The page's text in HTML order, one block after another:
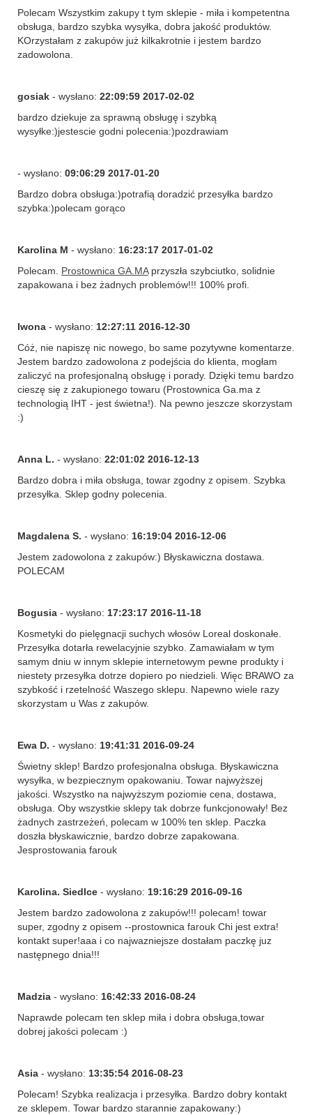
Polecam Wszystkim zakupy t tym sklepie - miła i kompetentna
obsługa, bardzo szybka wysyłka, dobra jakość produktów.
KOrzystałam z zakupów już kilkakrotnie i jestem bardzo
zadowolona.
gosiak - wysłano: 22:09:59 2017-02-02
bardzo dziekuje za sprawną obsługę i szybką
wysyłke:)jestescie godni polecenia:)pozdrawiam
- wysłano: 09:06:29 2017-01-20
Bardzo dobra obsługa:)potrafią doradzić przesyłka bardzo
szybka:)polecam gorąco
Karolina M - wysłano: 16:23:17 2017-01-02
Polecam. Prostownica GA.MAprzyszła szybciutko, solidnie
zapakowana i bez żadnych problemów!!! 100% profi.
Iwona - wysłano: 12:27:11 2016-12-30
Cóż, nie napiszę nic nowego, bo same pozytywne komentarze.
Jestem bardzo zadowolona z podejścia do klienta, mogłam
zaliczyć na profesjonalną obsługę i porady. Dzięki temu bardzo
cieszę się z zakupionego towaru (Prostownica Ga.ma z
technologią IHT - jest świetna!). Na pewno jeszcze skorzystam
:)
Anna L. - wysłano: 22:01:02 2016-12-13
Bardzo dobra i miła obsługa, towar zgodny z opisem. Szybka
przesyłka. Sklep godny polecenia.
Magdalena S. - wysłano: 16:19:04 2016-12-06
Jestem zadowolona z zakupów:) Błyskawiczna dostawa.
POLECAM
Bogusia - wysłano: 17:23:17 2016-11-18
Kosmetyki do pielęgnacji suchych włosów Loreal doskonałe.
Przesyłka dotarła rewelacyjnie szybko. Zamawiałam w tym
samym dniu w innym sklepie internetowym pewne produkty i
niestety przesyłka dotrze dopiero po niedzieli. Więc BRAWO za
szybkość i rzetelność Waszego sklepu. Napewno wiele razy
skorzystam u Was z zakupów.
Ewa D. - wysłano: 19:41:31 2016-09-24
Świetny sklep! Bardzo profesjonalna obsługa. Błyskawiczna
wysyłka, w bezpiecznym opakowaniu. Towar najwyższej
jakości. Wszystko na najwyższym poziomie cena, dostawa,
obsługa. Oby wszystkie sklepy tak dobrze funkcjonowały! Bez
żadnych zastrzeżeń, polecam w 100% ten sklep. Paczka
doszła błyskawicznie, bardzo dobrze zapakowana.
Jesprostowania farouk
Karolina. Siedlce - wysłano: 19:16:29 2016-09-16
Jestem bardzo zadowolona z zakupów!!! polecam! towar
super, zgodny z opisem --prostownica farouk Chi jest extra!
kontakt super!aaa i co najwazniejsze dostałam paczkę juz
następnego dnia!!!
Madzia - wysłano: 16:42:33 2016-08-24
Naprawde polecam ten sklep miła i dobra obsługa,towar
dobrej jakości polecam :)
Asia - wysłano: 13:35:54 2016-08-23
Polecam! Szybka realizacja i przesyłka. Bardzo dobry kontakt
ze sklepem. Towar bardzo starannie zapakowany:)